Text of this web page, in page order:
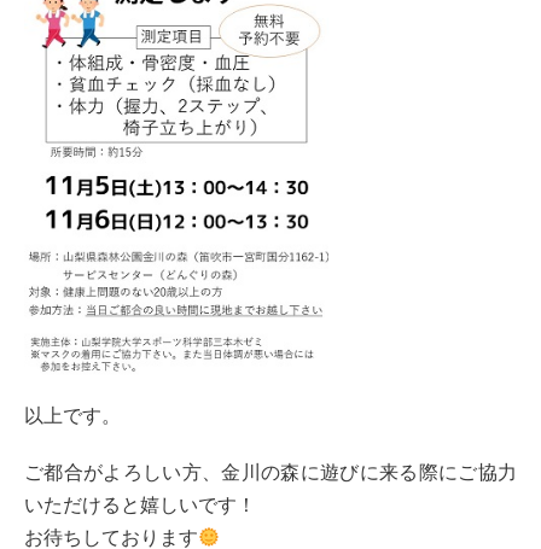
以上です。
ご都合がよろしい方、金川の森に遊びに来る際にご協力
いただけると嬉しいです！
お待ちしております